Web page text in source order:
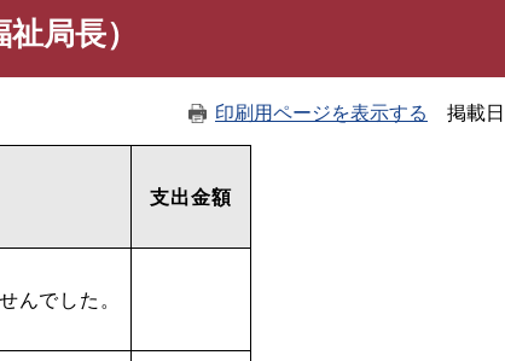
局長）
印刷用ページを表示する 掲載日
支出金額
んでした。